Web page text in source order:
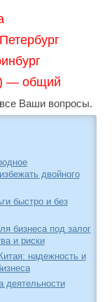
— общий
Ваши вопросы.
двойного
быстро и без
бизнеса под залог
и риски
надежность и
деятельности